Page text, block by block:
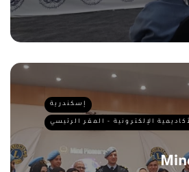
إسكندرية
الإلكترونية - المقر الرئيسي